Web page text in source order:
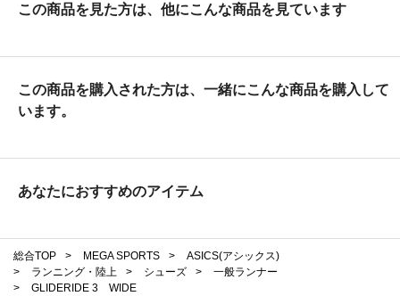
この商品を見た方は、他にこんな商品を見ています
この商品を購入された方は、一緒にこんな商品を購入して
います。
あなたにおすすめのアイテム
総合TOP > MEGA SPORTS >
ASICS(アシックス)
>
ランニング・陸上 > シューズ >
一般ランナー
>
GLIDERIDE 3 WIDE